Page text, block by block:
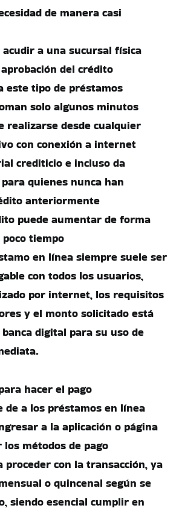
de manera casi
acudir a una sucursal física
del crédito
este tipo de préstamos
solo algunos minutos
realizarse desde cualquier
con conexión a internet
crediticio e incluso da
quienes nunca han
anteriormente
puede aumentar de forma
tiempo
en línea siempre suele ser
con todos los usuarios,
por internet, los requisitos
y el monto solicitado está
digital para su uso de
hacer el pago
de a los préstamos en línea
a la aplicación o página
métodos de pago
proceder con la transacción, ya
o quincenal según se
siendo esencial cumplir en